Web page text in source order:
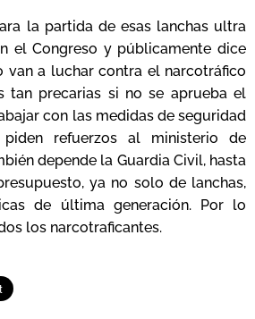
la partida de esas lanchas ultra
el Congreso y públicamente dice
van a luchar contra el narcotráfico
tan precarias si no se aprueba el
con las medidas de seguridad
refuerzos al ministerio de
depende la Guardia Civil, hasta
ya no solo de lanchas,
de última generación. Por lo
los narcotraficantes.